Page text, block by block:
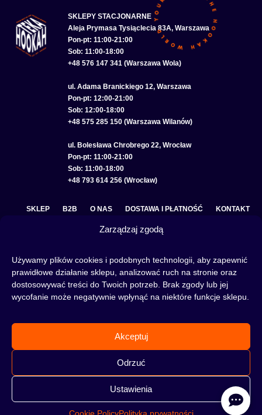
Zarządzaj zgodą
Używamy plików cookies i podobnych technologii, aby zapewnić
prawidłowe działanie sklepu, analizować ruch na stronie oraz
dostosowywać treści do Twoich potrzeb. Brak zgody lub jej
wycofanie może negatywnie wpłynąć na niektóre funkcje sklepu.
Akceptuj
Odrzuć
Ustawienia
SKLEPY STACJONARNE
Aleja Prymasa Tysiąclecia 83A, Warszawa
Pon-pt: 11:00-21:00
Sob: 11:00-18:00
+48 576 147 341 (Warszawa Wola)
ul. Adama Branickiego 12, Warszawa
Pon-pt: 12:00-21:00
Sob: 12:00-18:00
+48 575 285 150 (Warszawa Wilanów)
ul. Bolesława Chrobrego 22, Wrocław
Pon-pt: 11:00-21:00
Sob: 11:00-18:00
+48 793 614 256 (Wrocław)
SKLEP B2B O NAS DOSTAWA I PŁATNOŚĆ KONTAKT
POLITYKA PRYWATNOŚCI
to miejsce jest idealne dla Ciebie! Odwiedź nasz
artykułów, albo nie czekaj i od razu przejdź do naszego shisha-sklepu i zacznij zakupy.